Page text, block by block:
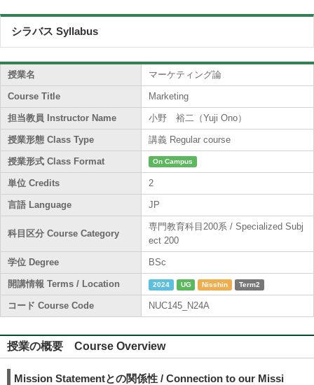
シラバス Syllabus
授業名 マーケティング論
Course Title Marketing
担当教員 Instructor Name 小野 裕二（Yuji Ono）
授業形態 Class Type 講義 Regular course
授業形式 Class Format On Campus
単位 Credits 2
言語 Language JP
科目区分 Course Category
専門教育科目200系 / Specialized Subj
ect 200
学位 Degree BSc
開講情報 Terms / Location 2024 UG Nisshin Term2
コード Course Code NUC145_N24A
授業の概要 Course Overview
Mission Statementとの関係性 / Connection to our Missi